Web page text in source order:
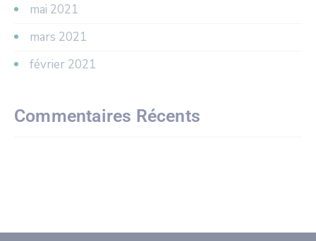
mai 2021
mars 2021
février 2021
Commentaires Récents